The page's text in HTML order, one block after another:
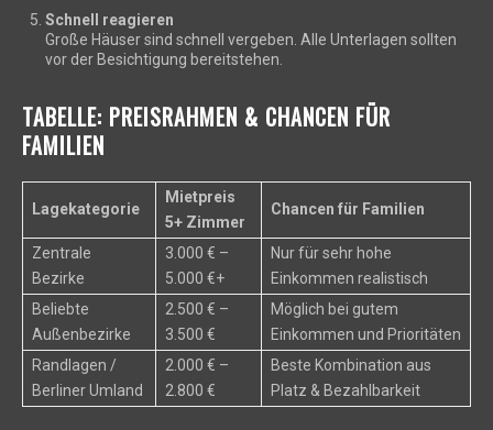
Schnell reagieren
Große Häuser sind schnell vergeben. Alle Unterlagen sollten
vor der Besichtigung bereitstehen.
TABELLE: PREISRAHMEN & CHANCEN FÜR
FAMILIEN
Lagekategorie
Mietpreis
5+ Zimmer
Chancen für Familien
Zentrale
Bezirke
3.000 € –
5.000 €+
Nur für sehr hohe
Einkommen realistisch
Beliebte
Außenbezirke
2.500 € –
3.500 €
Möglich bei gutem
Einkommen und Prioritäten
Randlagen /
Berliner Umland
2.000 € –
2.800 €
Beste Kombination aus
Platz & Bezahlbarkeit